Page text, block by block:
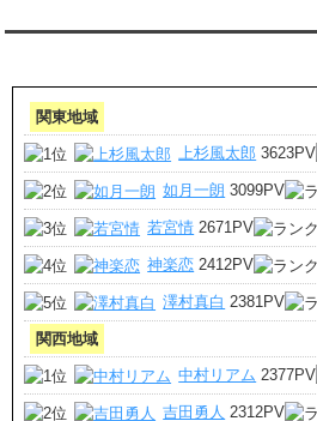
関東地域
上杉風太郎 3623PV
如月一朗 3099PV
若宮情 2671PV
神楽恋 2412PV
澤村真白 2381PV
関西地域
中村リアム 2377PV
吉田勇人 2312PV